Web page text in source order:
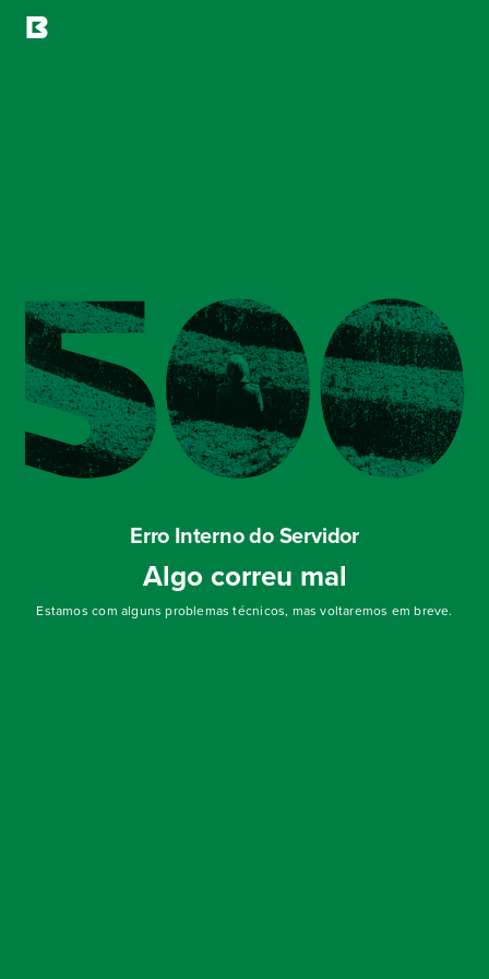
Erro Interno do Servidor
Algo correu mal
Estamos com alguns problemas técnicos, mas voltaremos em breve.